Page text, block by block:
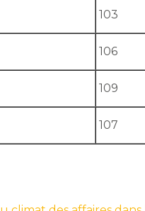
103
106
109
107